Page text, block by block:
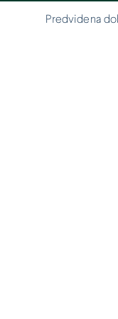
Predvidena